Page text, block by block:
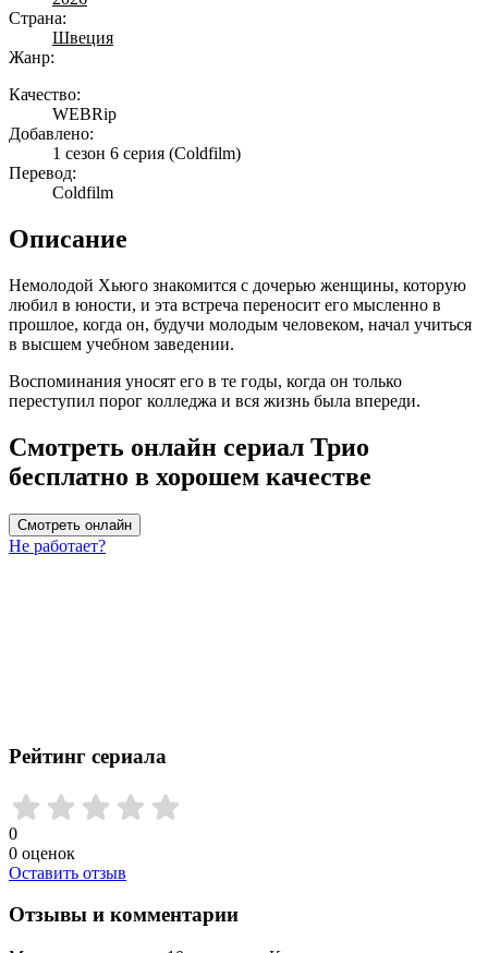
Страна:
Швеция
Жанр:
Качество:
WEBRip
Добавлено:
1 сезон 6 серия (Coldfilm)
Перевод:
Coldfilm
Описание
Немолодой Хьюго знакомится с дочерью женщины, которую
любил в юности, и эта встреча переносит его мысленно в
прошлое, когда он, будучи молодым человеком, начал учиться
в высшем учебном заведении.
Воспоминания уносят его в те годы, когда он только
переступил порог колледжа и вся жизнь была впереди.
Смотреть онлайн сериал Трио
бесплатно в хорошем качестве
Смотреть онлайн
Не работает?
Рейтинг сериала
0
0 оценок
Оставить отзыв
Отзывы и комментарии